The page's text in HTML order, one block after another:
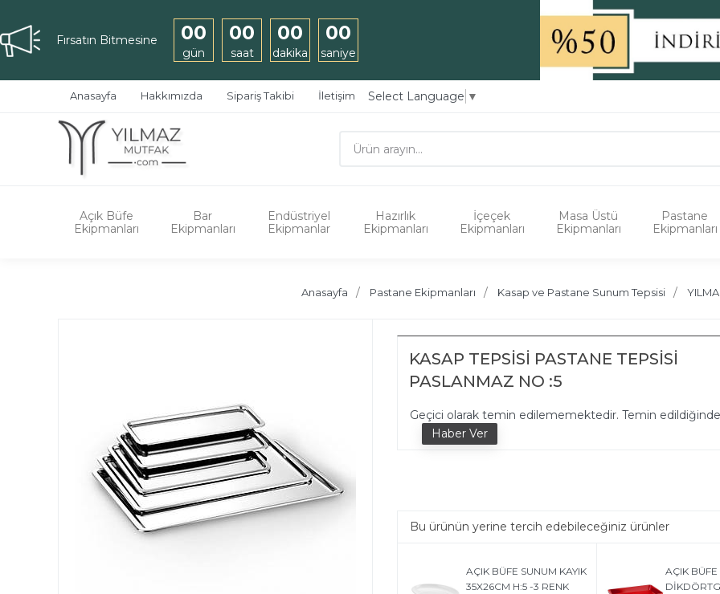
Fırsatın Bitmesine 00
gün
00
saat
00
dakika
00
saniye
Anasayfa Hakkımızda Sipariş Takibi İletişim Select Language ▼
Açık Büfe
Ekipmanları
Bar
Ekipmanları
Endüstriyel
Ekipmanlar
Hazırlık
Ekipmanları
İçeçek
Ekipmanları
Masa Üstü
Ekipmanları
Pastane
Ekipmanları
Anasayfa Pastane Ekipmanları Kasap ve Pastane Sunum Tepsisi
KASAP TEPSİSİ PASTANE TEPSİSİ
PASLANMAZ NO :5
Geçici olarak temin edilememektedir. Temin edildiğinde
Bu ürünün yerine tercih edebileceğiniz ürünler
AÇIK BÜFE SUNUM KAYIK
35X26CM H:5 -3 RENK
AÇIK BÜFE